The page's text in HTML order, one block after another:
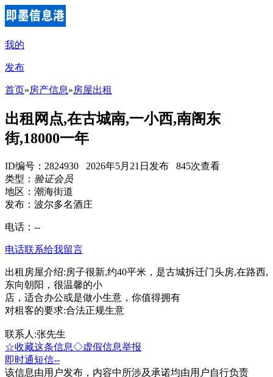
我的
发布
首页»房产信息»房屋出租
出租网点,在古城南,一小西,南阁东
街,18000一年
ID编号：2824930 2026年5月21日发布 845次查看
类型： 验证会员
地区：潮海街道
发布：波尔多名酒庄
电话： --
电话联系给我留言
出租房屋介绍:房子很新,约40平米，是古城拆迁门头房,在路西,
东向朝阳，很温馨的小
店，适合办公或是做小生意，你值得拥有
对租客的要求:合法正规生意
联系人:张先生
☆收藏这条信息◇虚假信息举报
即时通短信--
该信息由用户发布，内容中所涉及承诺均由用户自行负责